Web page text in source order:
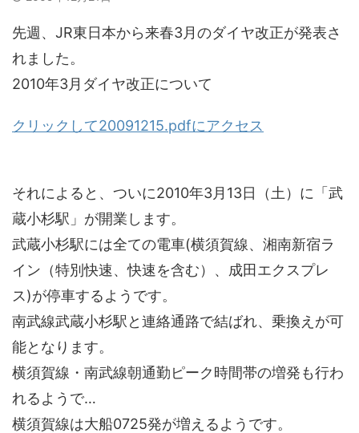
先週、JR東日本から来春3月のダイヤ改正が発表さ
れました。
2010年3月ダイヤ改正について
クリックして20091215.pdfにアクセス
それによると、ついに2010年3月13日（土）に「武
蔵小杉駅」が開業します。
武蔵小杉駅には全ての電車(横須賀線、湘南新宿ラ
イン（特別快速、快速を含む）、成田エクスプレ
ス)が停車するようです。
南武線武蔵小杉駅と連絡通路で結ばれ、乗換えが可
能となります。
横須賀線・南武線朝通勤ピーク時間帯の増発も行わ
れるようで…
横須賀線は大船0725発が増えるようです。